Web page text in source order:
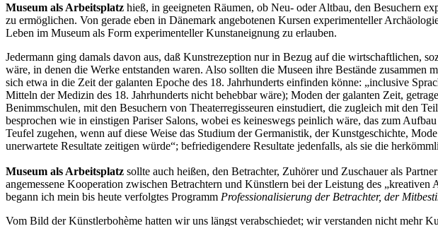
Museum als Arbeitsplatz hieß, in geeigneten Räumen, ob Neu- oder Altbau, den Besuchern
zu ermöglichen. Von gerade eben in Dänemark angebotenen Kursen experimenteller
Leben im Museum als Form experimenteller Kunstaneignung zu erlauben.
Jedermann ging damals davon aus, daß Kunstrezeption nur in Bezug auf die wirtschaftlichen,
wäre, in denen die Werke entstanden waren. Also sollten die Museen ihre Bestände
sich etwa in die Zeit der galanten Epoche des 18. Jahrhunderts einfinden könne: „inclusive
Mitteln der Medizin des 18. Jahrhunderts nicht behebbar wäre); Moden der galanten Zeit,
Benimmschulen, mit den Besuchern von Theaterregisseuren einstudiert, die zugleich mit den
besprochen wie in einstigen Pariser Salons, wobei es keineswegs peinlich wäre, das zum
Teufel zugehen, wenn auf diese Weise das Studium der Germanistik, der Kunstgeschichte,
unerwartete Resultate zeitigen würde“; befriedigendere Resultate jedenfalls, als sie die
Museum als Arbeitsplatz sollte auch heißen, den Betrachter, Zuhörer und Zuschauer als
angemessene Kooperation zwischen Betrachtern und Künstlern bei der Leistung des
begann ich mein bis heute verfolgtes Programm Professionalisierung der Betrachter, der
Vom Bild der Künstlerbohème hatten wir uns längst verabschiedet; wir verstanden nicht mehr